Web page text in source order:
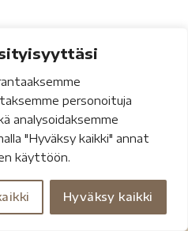
personoituja
analysoidaksemme
"Hyväksy kaikki" annat
käyttöön.
Hyväksy kaikki
Toimitusehdot
©Jouheva.net